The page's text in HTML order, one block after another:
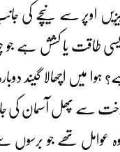
چیزیں اوپر سے نیچے کی
طاقت یا کشش ہے جو
ہوا میں اچھالا گیند
سے پھل آسمان کی
وہ عوامل تھے جو